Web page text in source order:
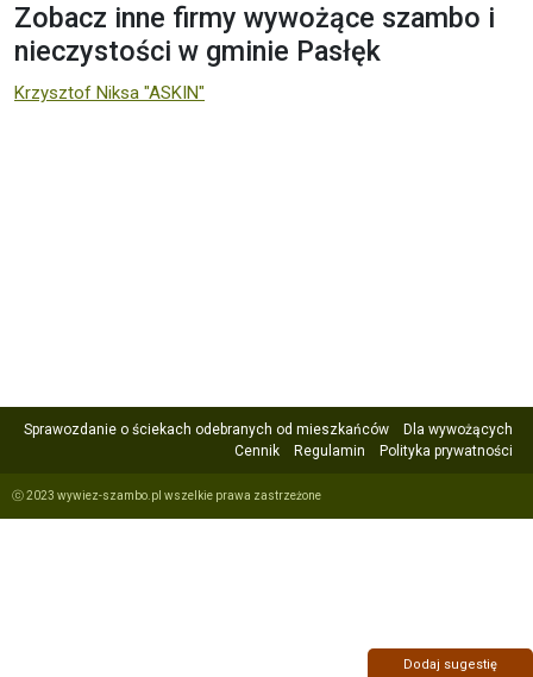
Zobacz inne firmy wywożące szambo i
nieczystości w gminie Pasłęk
Krzysztof Niksa "ASKIN"
Sprawozdanie o ściekach odebranych od mieszkańców
Dla wywożących
Cennik
Regulamin Polityka prywatności
ⓒ 2023 wywiez-szambo.pl wszelkie prawa zastrzeżone
Dodaj sugestię